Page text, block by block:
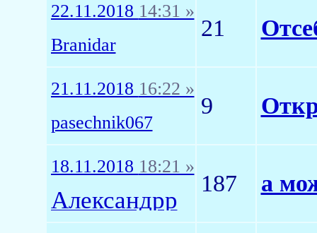
22.11.2018 14:31 »
Branidar
21
21.11.2018 16:22 »
pasechnik067
9
18.11.2018 18:21 »
Александрр
187 а